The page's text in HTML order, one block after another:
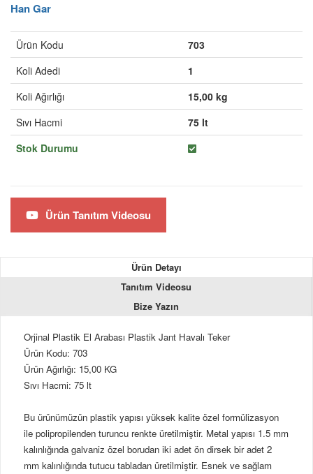
Han Gar
Ürün Kodu
703
Koli Adedi
1
Koli Ağırlığı
15,00 kg
Sıvı Hacmi
75 lt
Stok Durumu
Ürün Tanıtım Videosu
Ürün Detayı
Tanıtım Videosu
Bize Yazın
Orjinal Plastik El Arabası Plastik Jant Havalı Teker
Ürün Kodu: 703
Ürün Ağırlığı: 15,00 KG
Sıvı Hacmi: 75 lt
Bu ürünümüzün plastik yapısı yüksek kalite özel formülizasyon
ile polipropilenden turuncu renkte üretilmiştir. Metal yapısı 1.5 mm
kalınlığında galvaniz özel borudan iki adet ön dirsek bir adet 2
mm kalınlığında tutucu tabladan üretilmiştir. Esnek ve sağlam